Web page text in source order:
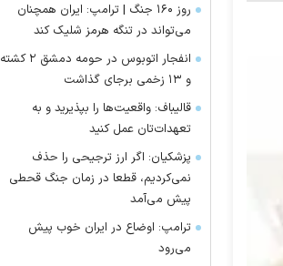
روز ۱۶۰ جنگ | ترامپ: ایران همچنان
می‌تواند در تنگه هرمز شلیک کند
انفجار اتوبوس در حومه دمشق ۲ کشته
و ۱۳ زخمی برجای گذاشت
قالیباف: واقعیت‌ها را بپذیرید و به
تعهدات‌تان عمل کنید
پزشکیان: اگر ارز ترجیحی را حذف
نمی‌کردیم، قطعا در زمان جنگ قحطی
پیش می‌آمد
ترامپ: اوضاع در ایران خوب پیش
می‌رود